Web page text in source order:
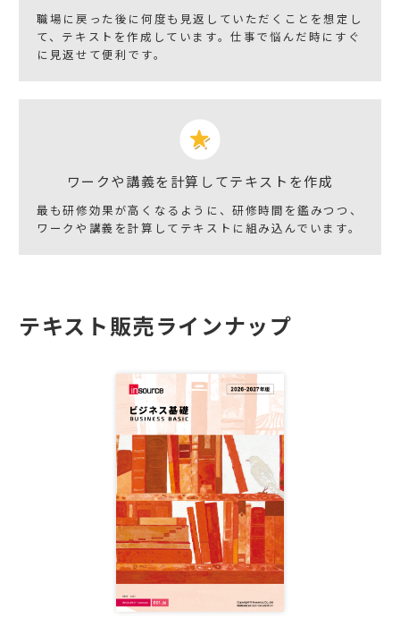
職場に戻った後に何度も見返していただくことを想定し
て、テキストを作成しています。仕事で悩んだ時にすぐ
に見返せて便利です。
ワークや講義を計算してテキストを作成
最も研修効果が高くなるように、研修時間を鑑みつつ、
ワークや講義を計算してテキストに組み込んでいます。
テキスト販売ラインナップ